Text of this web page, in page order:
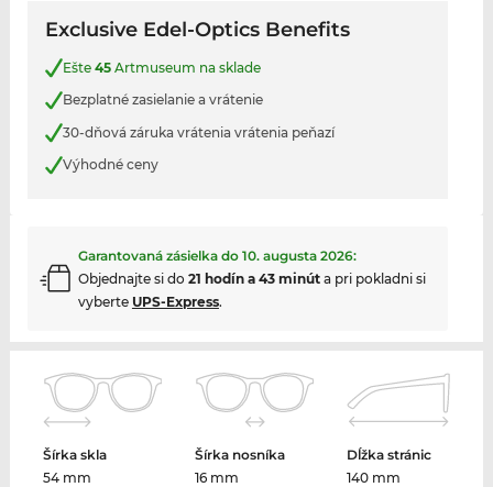
Exclusive Edel-Optics Benefits
Ešte 45Artmuseum na sklade
Bezplatné zasielanie a vrátenie
30-dňová záruka vrátenia vrátenia peňazí
Výhodné ceny
Garantovaná zásielka do 10. augusta 2026:
Objednajte si do 21 hodín a 43 minúta pri pokladni si
vyberte UPS-Express.
Šírka skla
54 mm
Šírka nosníka
16 mm
Dĺžka stránic
140 mm